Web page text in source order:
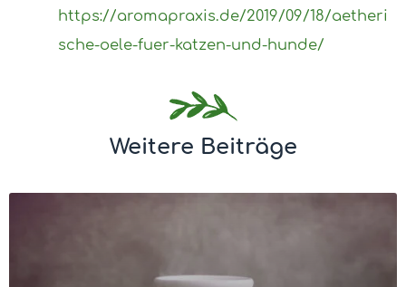
https://aromapraxis.de/2019/09/18/aetheri
sche-oele-fuer-katzen-und-hunde/
Weitere Beiträge